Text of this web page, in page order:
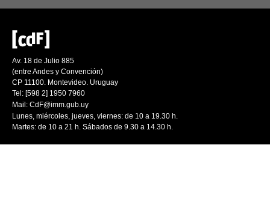
Av. 18 de Julio 885
(entre Andes y Convención)
CP 11100. Montevideo. Uruguay
Tel: [598 2] 1950 7960
Mail: CdF@imm.gub.uy
Lunes, miércoles, jueves, viernes: de 10 a 19.30 h.
Martes: de 10 a 21 h. Sábados de 9.30 a 14.30 h.